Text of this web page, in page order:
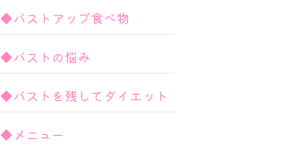
◆バストアップ食べ物
◆バストの悩み
◆バストを残してダイエット
◆メニュー